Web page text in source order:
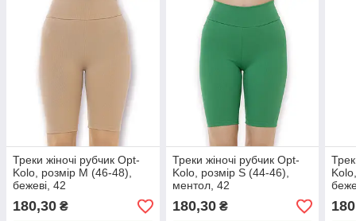
Треки жіночі рубчик Opt-
Kolo, розмір M (46-48),
бежеві, 42
180,30 ₴
Треки жіночі рубчик Opt-
Kolo, розмір S (44-46),
ментол, 42
180,30₴